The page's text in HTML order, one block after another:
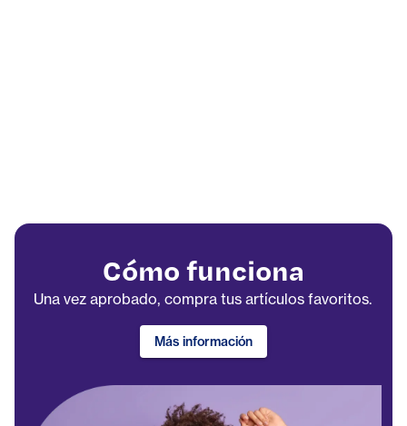
Cómo funciona
Una vez aprobado, compra tus artículos favoritos.
Más información